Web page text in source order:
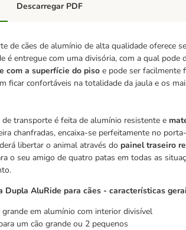
de cães de alumínio de alta qualidade oferece
é entregue com uma divisória, com a qual pode
com a superfície do piso e pode ser facilmente
ficar confortáveis na totalidade da jaula e os
transporte é feita de alumínio resistente e
chanfradas, encaixa-se perfeitamente no
libertar o animal através do painel traseiro
o seu amigo de quatro patas em todas as
Dupla AluRide para cães - características
em alumínio com interior divisível
um cão grande ou 2 pequenos
Descarregar PDF